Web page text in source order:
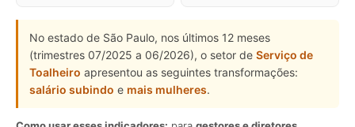
No estado de São Paulo, nos últimos 12 meses
(trimestres 07/2025 a 06/2026), o setor de Serviço de
Toalheiro apresentou as seguintes transformações:
salário subindo e mais mulheres.